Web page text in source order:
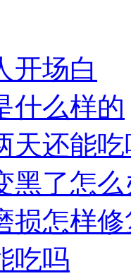
开场白
什么样的
天还能吃
黑了怎么
损怎样修
吃吗